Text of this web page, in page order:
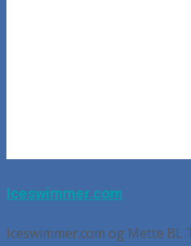
Iceswimmer.com
Iceswimmer.com og Mette BL